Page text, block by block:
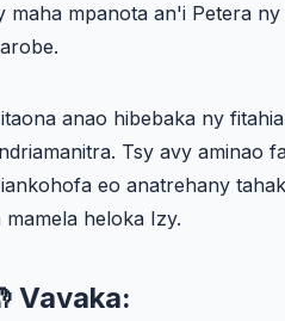
maha mpanota an'i Petera
anao hibebaka ny
Tsy avy aminao
eo anatrehany
mamela heloka Izy.
Vavaka: